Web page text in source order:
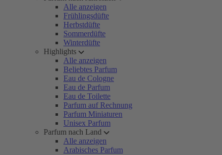
Alle anzeigen
Frühlingsdüfte
Herbstdüfte
Sommerdüfte
Winterdüfte
Highlights
Alle anzeigen
Beliebtes Parfum
Eau de Cologne
Eau de Parfum
Eau de Toilette
Parfum auf Rechnung
Parfum Miniaturen
Unisex Parfum
Parfum nach Land
Alle anzeigen
Arabisches Parfum